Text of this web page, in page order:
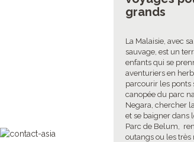
grands
La Malaisie, avec
sauvage, est un
enfants qui se
aventuriers en
parcourir les ponts
canopée du parc
Negara, chercher
et se baigner dans
Parc de Belum,
outangs ou les très